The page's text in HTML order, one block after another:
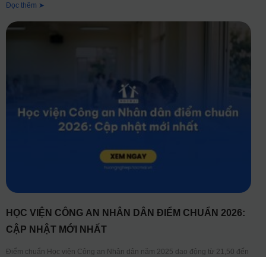
Đọc thêm ➤
HỌC VIỆN CÔNG AN NHÂN DÂN ĐIỂM CHUẨN 2026:
CẬP NHẬT MỚI NHẤT
Điểm chuẩn Học viện Công an Nhân dân năm 2025 dao động từ 21,50 đến